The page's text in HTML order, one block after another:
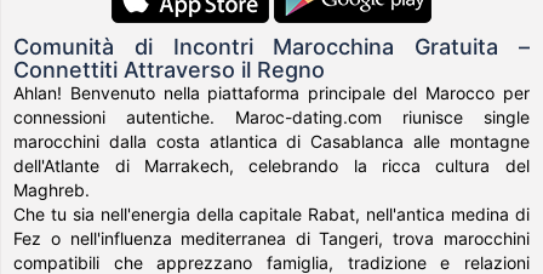
Comunità di Incontri Marocchina Gratuita –
Connettiti Attraverso il Regno
Ahlan! Benvenuto nella piattaforma principale del Marocco per
connessioni autentiche. Maroc-dating.com riunisce single
marocchini dalla costa atlantica di Casablanca alle montagne
dell'Atlante di Marrakech, celebrando la ricca cultura del
Maghreb.
Che tu sia nell'energia della capitale Rabat, nell'antica medina di
Fez o nell'influenza mediterranea di Tangeri, trova marocchini
compatibili che apprezzano famiglia, tradizione e relazioni